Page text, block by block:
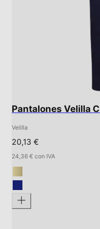
Pantalones Velilla
Velilla
20,13 €
24,36 € con IVA